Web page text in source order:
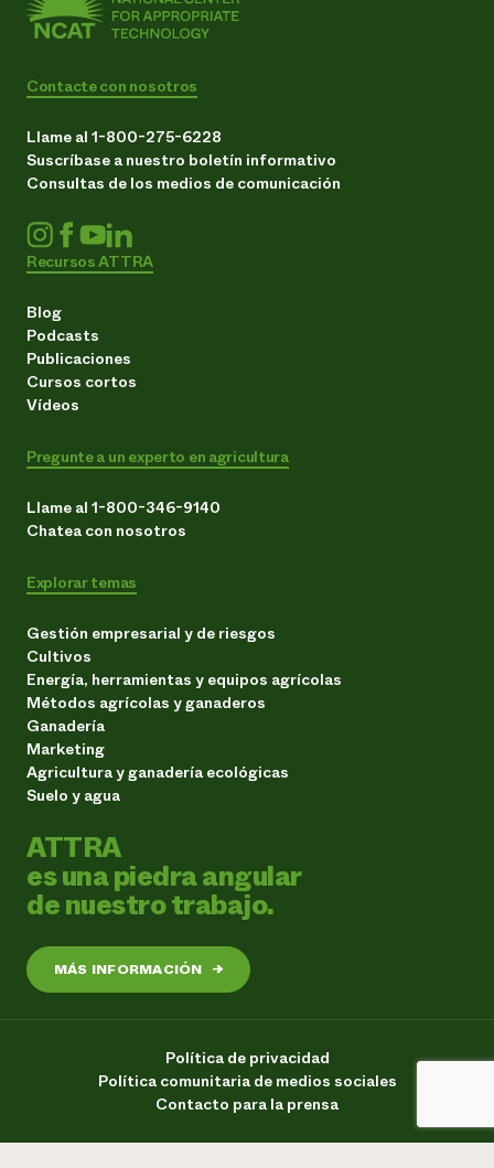
Contacte con nosotros
Llame al 1-800-275-6228
Suscríbase a nuestro boletín informativo
Consultas de los medios de comunicación
Recursos ATTRA
Blog
Podcasts
Publicaciones
Cursos cortos
Vídeos
Pregunte a un experto en agricultura
Llame al 1-800-346-9140
Chatea con nosotros
Explorar temas
Gestión empresarial y de riesgos
Cultivos
Energía, herramientas y equipos agrícolas
Métodos agrícolas y ganaderos
Ganadería
Marketing
Agricultura y ganadería ecológicas
Suelo y agua
ATTRA
es una piedra angular
de nuestro trabajo.
MÁS INFORMACIÓN →
Política de privacidad
Política comunitaria de medios sociales
Contacto para la prensa